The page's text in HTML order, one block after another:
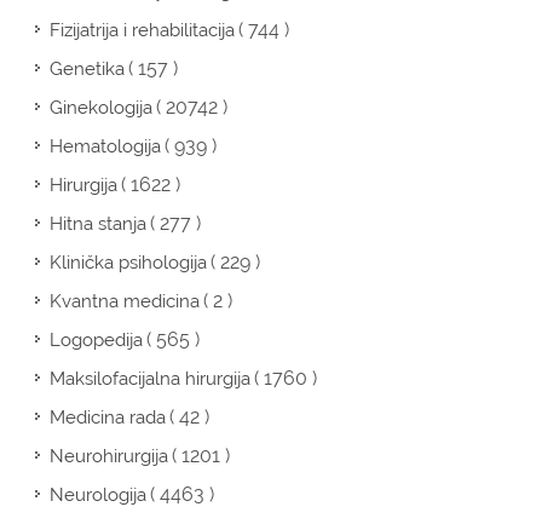
Fizijatrija i rehabilitacija( 744 )
Genetika( 157 )
Ginekologija( 20742 )
Hematologija( 939 )
Hirurgija( 1622 )
Hitna stanja( 277 )
Klinička psihologija( 229 )
Kvantna medicina( 2 )
Logopedija( 565 )
Maksilofacijalna hirurgija( 1760 )
Medicina rada( 42 )
Neurohirurgija( 1201 )
Neurologija( 4463 )